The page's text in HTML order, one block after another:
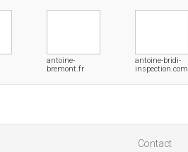
antoine-
bremont.fr
antoine-bridi-
inspection.com
Contact